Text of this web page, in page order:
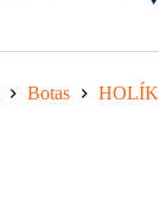
Botas HOLÍK